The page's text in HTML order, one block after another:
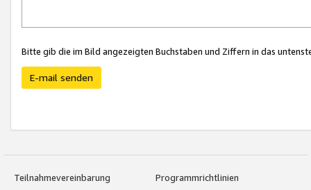
Bitte gib die im Bild angezeigten Buchstaben und Ziffern in das
E-mail senden
Teilnahmevereinbarung
Programmrichtlinien